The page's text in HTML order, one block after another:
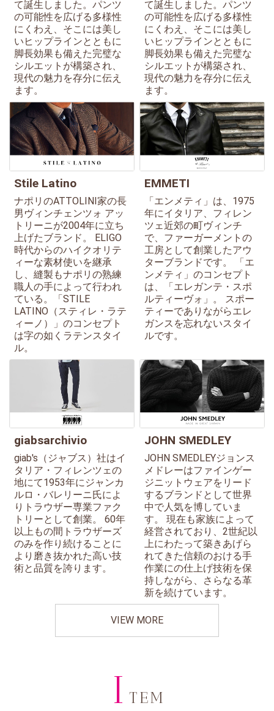
て誕生しました。パンツ
の可能性を広げる多様性
にくわえ、そこには美し
いヒップラインとともに
脚長効果も備えた完璧な
シルエットが構築され、
現代の魅力を存分に伝え
ます。
て誕生しました。パンツ
の可能性を広げる多様性
にくわえ、そこには美し
いヒップラインとともに
脚長効果も備えた完璧な
シルエットが構築され、
現代の魅力を存分に伝え
ます。
Stile Latino
ナポリのATTOLINI家の長
男ヴィンチェンツォ アッ
トリーニが2004年に立ち
上げたブランド。 ELIGO
時代からのハイクオリテ
ィーな素材使いを継承
し、縫製もナポリの熟練
職人の手によって行われ
ている。「STILE
LATINO（スティレ・ラテ
ィーノ）」のコンセプト
は字の如くラテンスタイ
ル。
EMMETI
「エンメティ」は、1975
年にイタリア、フィレン
ツェ近郊の町ヴィンチ
で、ファーガーメントの
工房として創業したアウ
ターブランドです。 「エ
ンメティ」のコンセプト
は、「エレガンテ・スポ
ルティーヴォ」。 スポー
ティーでありながらエレ
ガンスを忘れないスタイ
ルです。
giabsarchivio
giab's（ジャブス）社はイ
タリア・フィレンツェの
地にて1953年にジャンカ
ルロ・バレリーニ氏によ
りトラウザー専業ファク
トリーとして創業。 60年
以上もの間トラウザーズ
のみを作り続けることに
より磨き抜かれた高い技
術と品質を誇ります。
JOHN SMEDLEY
JOHN SMEDLEYジョンス
メドレーはファインゲー
ジニットウェアをリード
するブランドとして世界
中で人気を博していま
す。 現在も家族によって
経営されており、2世紀以
上にわたって築きあげら
れてきた信頼のおける手
作業にの仕上げ技術を保
持しながら、さらなる革
新を続けています。
VIEW MORE
I TEM